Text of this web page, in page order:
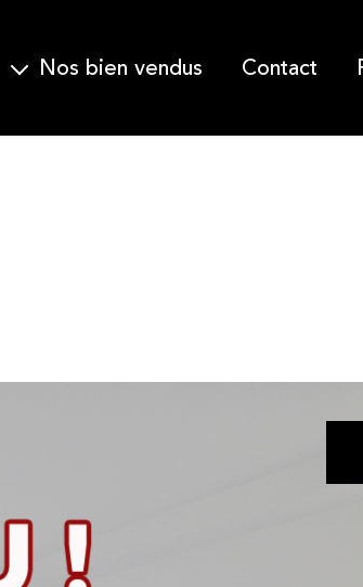
nos bien vendus contact